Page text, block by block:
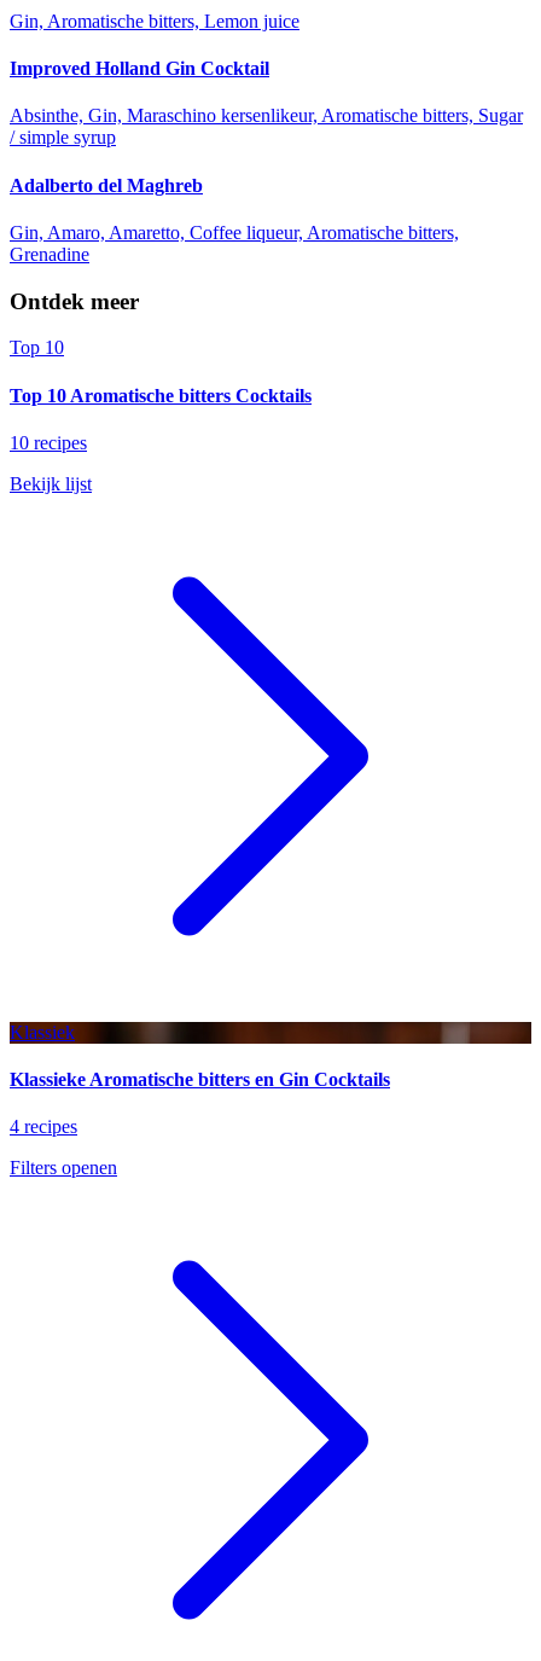
Gin, Aromatische bitters, Lemon juice
Improved Holland Gin Cocktail
Absinthe, Gin, Maraschino kersenlikeur, Aromatische bitters, Sugar
/ simple syrup
Adalberto del Maghreb
Gin, Amaro, Amaretto, Coffee liqueur, Aromatische bitters,
Grenadine
Ontdek meer
Top 10
Top 10 Aromatische bitters Cocktails
10 recipes
Bekijk lijst
Klassiek
Klassieke Aromatische bitters en Gin Cocktails
4 recipes
Filters openen